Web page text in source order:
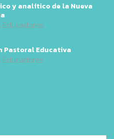
y analítico de la Nueva
Educadores
Pastoral Educativa
Educadores